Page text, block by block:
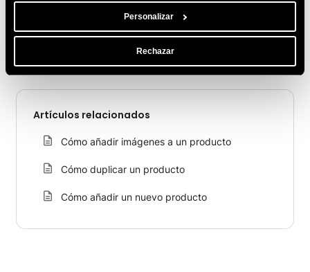
Personalizar
Rechazar
COMPARTE ESTE ARTÍCULO
Artículos relacionados
Cómo añadir imágenes a un producto
Cómo duplicar un producto
Cómo añadir un nuevo producto